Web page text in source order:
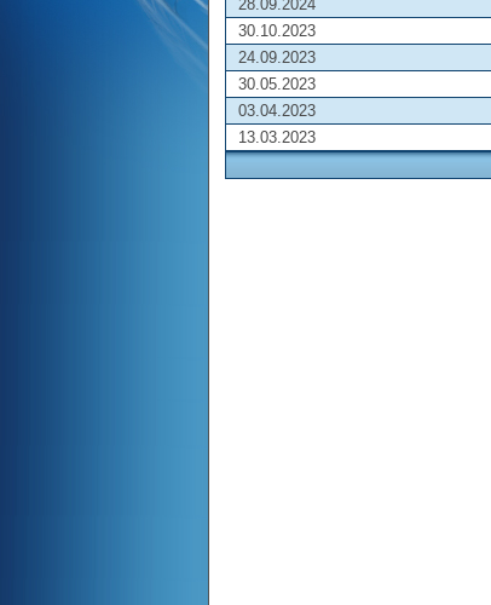
28.09.2024
30.10.2023
24.09.2023
30.05.2023
03.04.2023
13.03.2023